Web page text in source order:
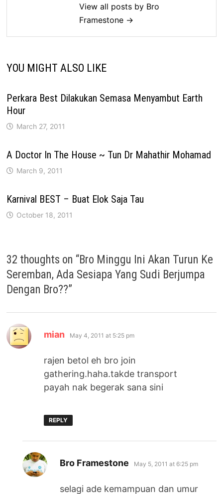
View all posts by Bro
Framestone →
YOU MIGHT ALSO LIKE
Perkara Best Dilakukan Semasa Menyambut Earth
Hour
March 27, 2011
A Doctor In The House ~ Tun Dr Mahathir Mohamad
March 9, 2011
Karnival BEST – Buat Elok Saja Tau
October 18, 2011
32 thoughts on “Bro Minggu Ini Akan Turun Ke
Seremban, Ada Sesiapa Yang Sudi Berjumpa
Dengan Bro??”
mian says:
May 4, 2011 at 5:25 pm
rajen betol eh bro join
gathering.haha.takde transport
payah nak begerak sana sini
REPLY
Bro Framestone says:
May 5, 2011 at 6:25 pm
selagi ade kemampuan dan umur